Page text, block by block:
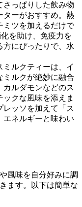
さっぱりした飲み物
ターがおすすめ。熱
ミツを加えるだけで
を助け、免疫力を
方にぴったりで、水
ミルクティーは、イ
ミルクが絶妙に融合
カルダモンなどのス
クな風味を添えま
ッソを加えて「ス
エネルギーと味わい
風味を自分好みに調
ます。以下は簡単な